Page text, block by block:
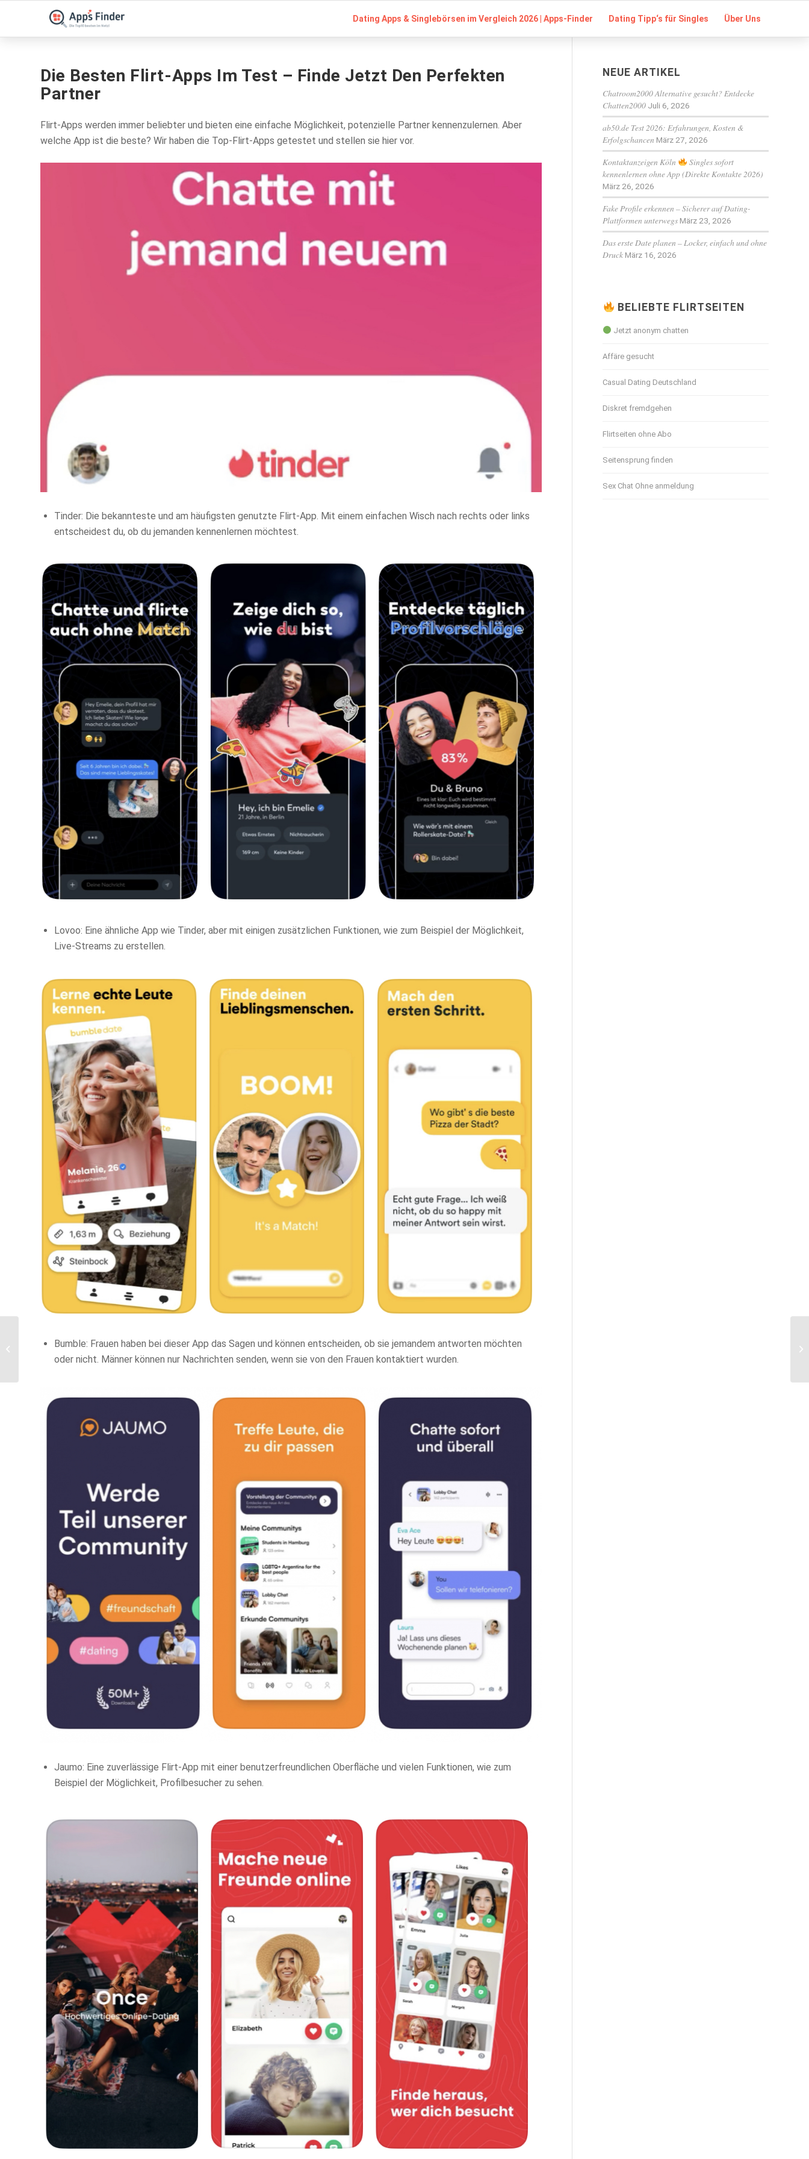
Dating Apps & Singlebörsen im Vergleich 2026 | Apps-Finder Dating Tipp‘s für Singles Über Uns
Die Besten Flirt-Apps Im Test – Finde Jetzt Den Perfekten
Partner
Flirt-Apps werden immer beliebter und bieten eine einfache Möglichkeit, potenzielle Partner kennenzulernen. Aber
welche App ist die beste? Wir haben die Top-Flirt-Apps getestet und stellen sie hier vor.
Tinder: Die bekannteste und am häufigsten genutzte Flirt-App. Mit einem einfachen Wisch nach rechts oder links
entscheidest du, ob du jemanden kennenlernen möchtest.
Lovoo: Eine ähnliche App wie Tinder, aber mit einigen zusätzlichen Funktionen, wie zum Beispiel der Möglichkeit,
Live-Streams zu erstellen.
Bumble: Frauen haben bei dieser App das Sagen und können entscheiden, ob sie jemandem antworten möchten
oder nicht. Männer können nur Nachrichten senden, wenn sie von den Frauen kontaktiert wurden.
Jaumo: Eine zuverlässige Flirt-App mit einer benutzerfreundlichen Oberfläche und vielen Funktionen, wie zum
Beispiel der Möglichkeit, Profilbesucher zu sehen.
NEUE ARTIKEL
Chatroom2000 Alternative gesucht? Entdecke
Chatten2000 Juli 6, 2026
ab50.de Test 2026: Erfahrungen, Kosten &
Erfolgschancen März 27, 2026
Kontaktanzeigen Köln
Singles sofort
kennenlernen ohne App (Direkte Kontakte 2026)
März 26, 2026
Fake Profile erkennen – Sicherer auf Dating-
Plattformen unterwegs März 23, 2026
Das erste Date planen – Locker, einfach und ohne
Druck März 16, 2026
BELIEBTE FLIRTSEITEN
Jetzt anonym chatten
Affäre gesucht
Casual Dating Deutschland
Diskret fremdgehen
Flirtseiten ohne Abo
Seitensprung finden
Sex Chat Ohne anmeldung
Schnell und
Komfortabel zum